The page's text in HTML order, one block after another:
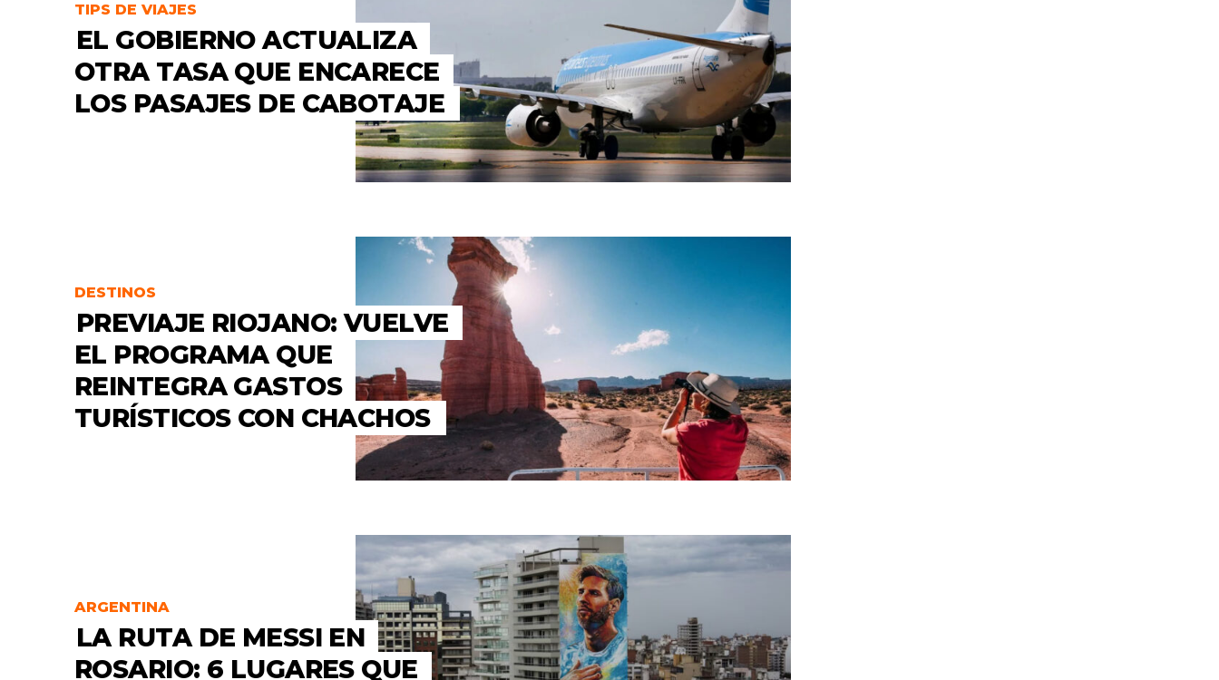
TIPS DE VIAJES
EL GOBIERNO ACTUALIZA
OTRA TASA QUE ENCARECE
LOS PASAJES DE CABOTAJE
DESTINOS
PREVIAJE RIOJANO: VUELVE
EL PROGRAMA QUE
REINTEGRA GASTOS
TURÍSTICOS CON CHACHOS
ARGENTINA
LA RUTA DE MESSI EN
ROSARIO: 6 LUGARES QUE